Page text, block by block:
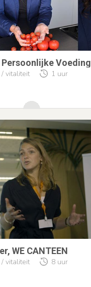
Voeding
vitaliteit 1 uur
WE CANTEEN
vitaliteit 8 uur